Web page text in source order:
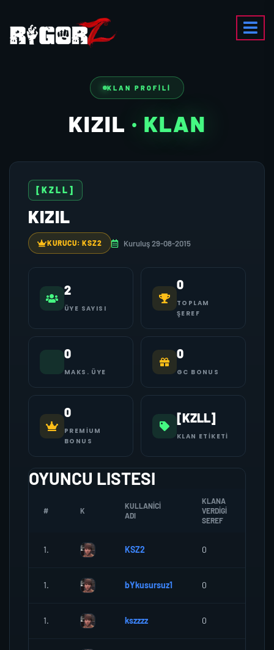
KLAN PROFILI
KIZIL · KLAN
[KZLL]
KIZIL
KURUCU: KSZ2 Kuruluş 29-08-2015
2
ÜYE SAYISI
0
TOPLAM
ŞEREF
0
MAKS. ÜYE
0
GC BONUS
0
PREMIUM
BONUS
[KZLL]
KLAN ETIKETI
OYUNCU LISTESI
# K
KULLANICI
ADI
KLANA
VERDIGI
SEREF
1. KSZ2 0
1. bYkusursuz1 0
1. kszzzz 0